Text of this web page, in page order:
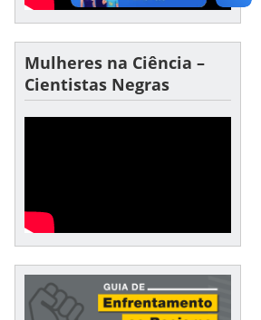
Mulheres na Ciência –
Cientistas Negras